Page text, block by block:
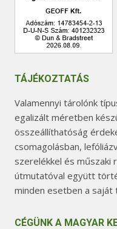
TÁJÉKOZTATÁS
Valamennyi tárolónk
egalizált méretben
összeállíthatóság
csomagolásban,
szerelékkel és műszaki
útmutatóval együtt
minden esetben a saját
CÉGÜNK A MAGYAR